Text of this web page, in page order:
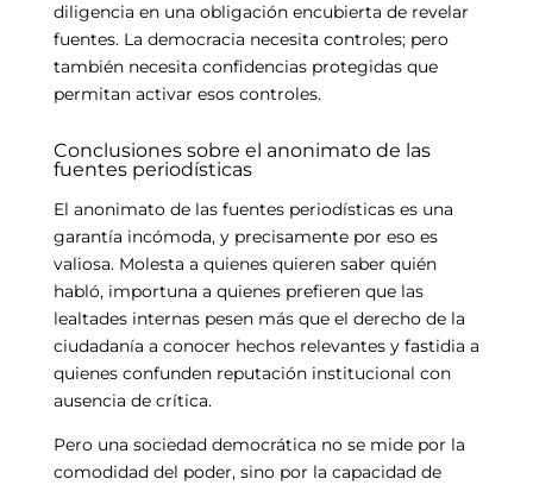
diligencia en una obligación encubierta de revelar
fuentes. La democracia necesita controles; pero
también necesita confidencias protegidas que
permitan activar esos controles.
Conclusiones sobre el anonimato de las
fuentes periodísticas
El anonimato de las fuentes periodísticas es una
garantía incómoda, y precisamente por eso es
valiosa. Molesta a quienes quieren saber quién
habló, importuna a quienes prefieren que las
lealtades internas pesen más que el derecho de la
ciudadanía a conocer hechos relevantes y fastidia a
quienes confunden reputación institucional con
ausencia de crítica.
Pero una sociedad democrática no se mide por la
comodidad del poder, sino por la capacidad de